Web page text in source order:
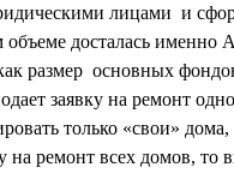
лицами и
досталась именно
размер основных
заявку на ремонт
только «свои»
на ремонт всех домов, то